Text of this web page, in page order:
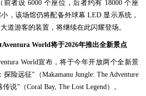
者设 6000 个座位，后者约有 18000 个座
，该场馆仍将配备外球幕 LED 显示系统，
道游客的装置，将继续在此闪耀登场。
World将于2026年推出全新景点
World宣布，将于今年开放两个全新景
险远征”（Makamanu Jungle: The Adventure
说”（Coral Bay, The Lost Legend）。